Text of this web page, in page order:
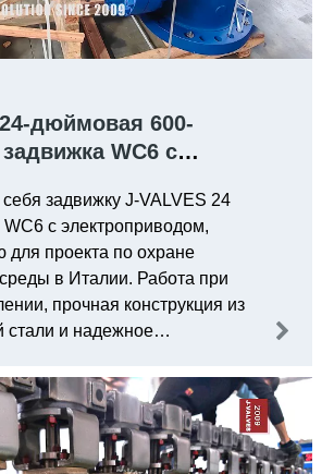
дюймовая 600-
WC6 с
инженерии в Италии
задвижку J-VALVES 24
с электроприводом,
для проекта по охране
в Италии. Работа при
прочная конструкция из
стали и надежное
трубопроводов.